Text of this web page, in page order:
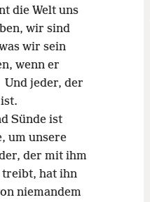
die Welt uns
wir sind
wir sein
wenn er
Und jeder, der
Sünde ist
um unsere
der mit ihm
treibt, hat ihn
niemandem